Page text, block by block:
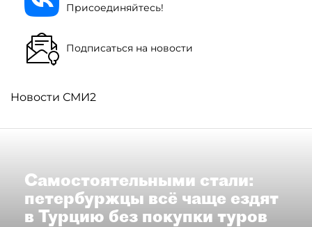
Присоединяйтесь!
Подписаться на новости
Новости СМИ2
Самостоятельными стали:
петербуржцы всё чаще ездят
в Турцию без покупки туров